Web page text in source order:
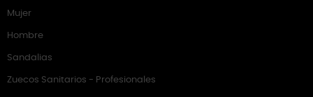
Mujer
Hombre
Sandalias
Zuecos Sanitarios - Profesionales